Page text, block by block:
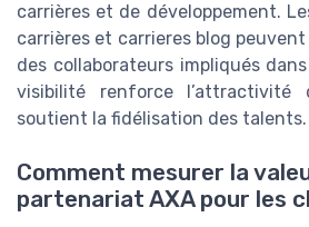
carrières et de développement.
carrières et carrieres blog
des collaborateurs impliqués
visibilité renforce
soutient la fidélisation des talents.
Comment mesurer la
partenariat AXA pour les